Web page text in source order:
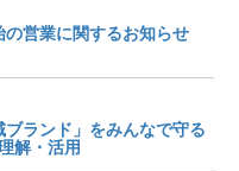
営業に関するお知らせ
ランド」をみんなで守る
解・活用